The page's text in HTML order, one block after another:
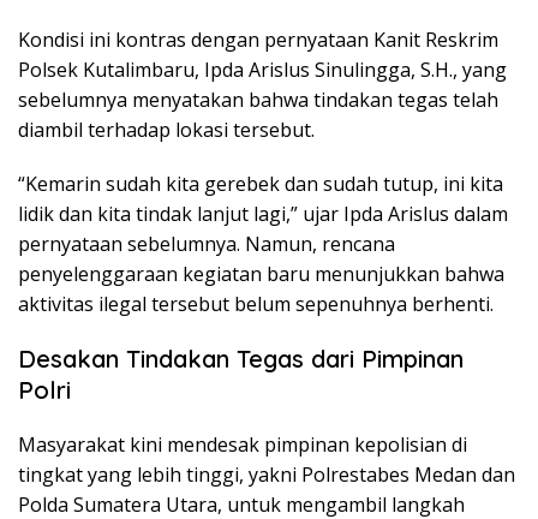
Kondisi ini kontras dengan pernyataan Kanit Reskrim
Polsek Kutalimbaru, Ipda Arislus Sinulingga, S.H., yang
sebelumnya menyatakan bahwa tindakan tegas telah
diambil terhadap lokasi tersebut.
“Kemarin sudah kita gerebek dan sudah tutup, ini kita
lidik dan kita tindak lanjut lagi,” ujar Ipda Arislus dalam
pernyataan sebelumnya. Namun, rencana
penyelenggaraan kegiatan baru menunjukkan bahwa
aktivitas ilegal tersebut belum sepenuhnya berhenti.
Desakan Tindakan Tegas dari Pimpinan
Polri
Masyarakat kini mendesak pimpinan kepolisian di
tingkat yang lebih tinggi, yakni Polrestabes Medan dan
Polda Sumatera Utara, untuk mengambil langkah